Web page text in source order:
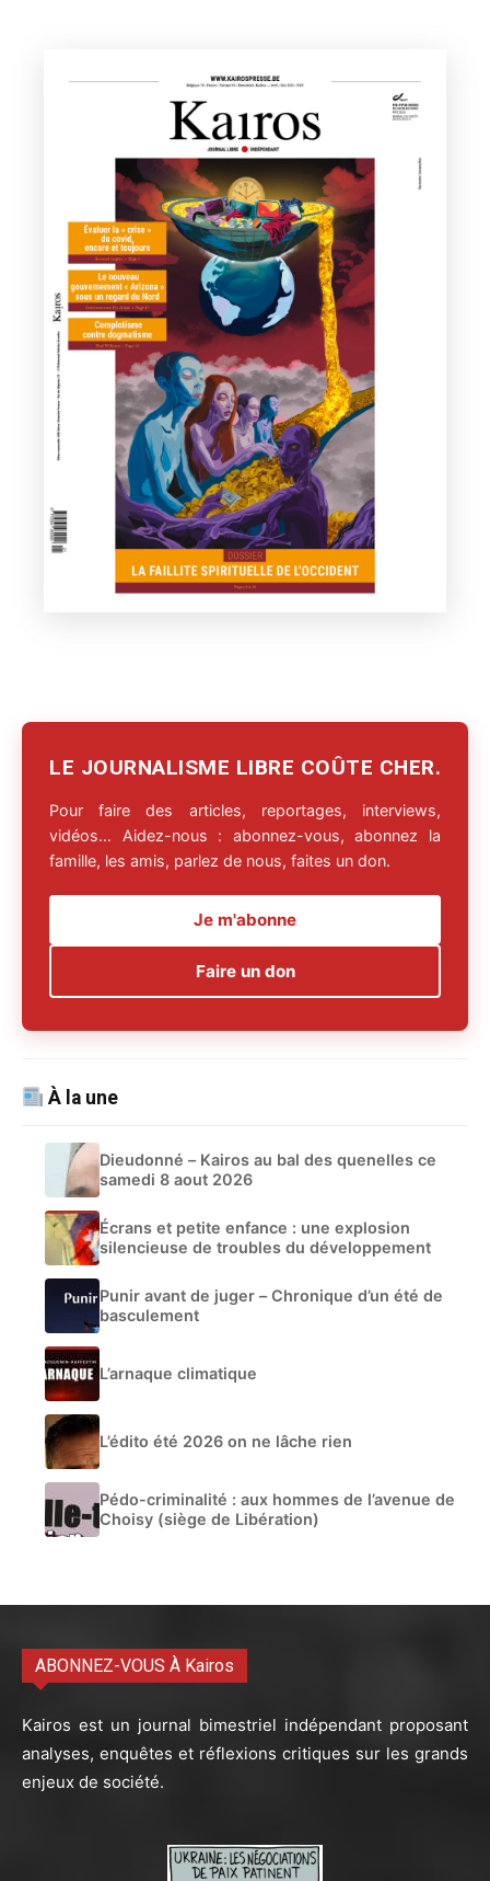
LE JOURNALISME LIBRE COÛTE CHER.
Pour faire des articles, reportages, interviews,
vidéos… Aidez-nous : abonnez-vous, abonnez la
famille, les amis, parlez de nous, faites un don.
Je m'abonne
Faire un don
À la une
Dieudonné – Kairos au bal des quenelles ce
samedi 8 aout 2026
Écrans et petite enfance : une explosion
silencieuse de troubles du développement
Punir avant de juger – Chronique d’un été de
basculement
L’arnaque climatique
L’édito été 2026 on ne lâche rien
Pédo-criminalité : aux hommes de l’avenue de
Choisy (siège de Libération)
ABONNEZ-VOUS À Kairos
Kairos est un journal bimestriel indépendant proposant
analyses, enquêtes et réflexions critiques sur les grands
enjeux de société.